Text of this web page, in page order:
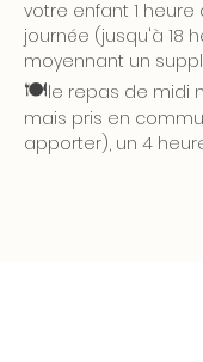
votre enfant 1
journée (jusqu'à 18
moyennant un
🍽️le repas de midi
mais pris en
apporter), un 4